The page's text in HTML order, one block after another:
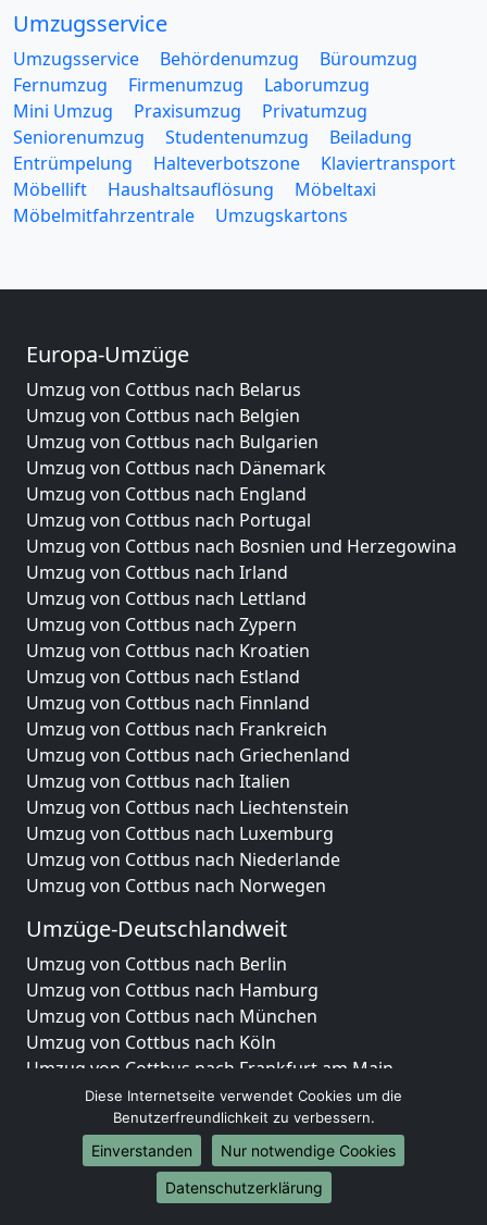
Umzugsservice
Umzugsservice Behördenumzug
Büroumzug
Fernumzug
Firmenumzug
Laborumzug
Mini Umzug
Praxisumzug
Privatumzug
Seniorenumzug
Studentenumzug
Beiladung
Entrümpelung
Halteverbotszone
Klaviertransport
Möbellift
Haushaltsauflösung
Möbeltaxi
Möbelmitfahrzentrale
Umzugskartons
Europa-Umzüge
Umzug von Cottbus nach Belarus
Umzug von Cottbus nach Belgien
Umzug von Cottbus nach Bulgarien
Umzug von Cottbus nach Dänemark
Umzug von Cottbus nach England
Umzug von Cottbus nach Portugal
Umzug von Cottbus nach Bosnien und Herzegowina
Umzug von Cottbus nach Irland
Umzug von Cottbus nach Lettland
Umzug von Cottbus nach Zypern
Umzug von Cottbus nach Kroatien
Umzug von Cottbus nach Estland
Umzug von Cottbus nach Finnland
Umzug von Cottbus nach Frankreich
Umzug von Cottbus nach Griechenland
Umzug von Cottbus nach Italien
Umzug von Cottbus nach Liechtenstein
Umzug von Cottbus nach Luxemburg
Umzug von Cottbus nach Niederlande
Umzug von Cottbus nach Norwegen
Umzüge-Deutschlandweit
Umzug von Cottbus nach Berlin
Umzug von Cottbus nach Hamburg
Umzug von Cottbus nach München
Umzug von Cottbus nach Köln
Umzug von Cottbus nach Frankfurt am Main
Umzug von Cottbus nach Stuttgart
Umzug von Cottbus nach Düsseldorf
Umzug von Cottbus nach Leipzig
Umzug von Cottbus nach Dortmund
Umzug von Cottbus nach Essen
Diese Internetseite verwendet Cookies um die
Benutzerfreundlichkeit zu verbessern.
Einverstanden
Nur notwendige Cookies
Datenschutzerklärung